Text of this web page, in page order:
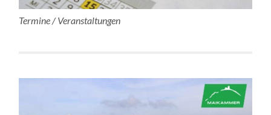
Termine / Veranstaltungen